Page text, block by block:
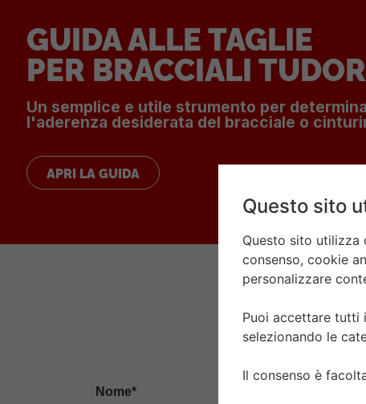
GUIDA ALLE TAGLIE
PER BRACCIALI TUDOR
Un semplice e utile strumento per
l'aderenza desiderata del bracciale o
APRI LA GUIDA
Nome*
Questo sito
Questo sito utilizza
consenso, cookie
personalizzare
Puoi accettare tutti
selezionando le
Il consenso è